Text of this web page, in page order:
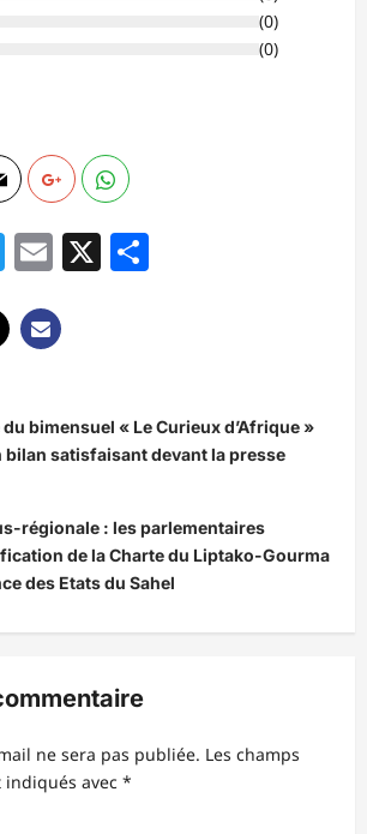
(0)
(0)
Twitter
Email
X
bimensuel « Le Curieux d’Afrique »
bilan satisfaisant devant la presse
régionale : les parlementaires
de la Charte du Liptako-Gourma
des Etats du Sahel
ne sera pas publiée. Les champs
avec *